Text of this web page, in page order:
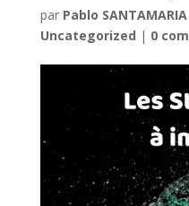
par Pablo SANTAMARIA
Uncategorized | 0